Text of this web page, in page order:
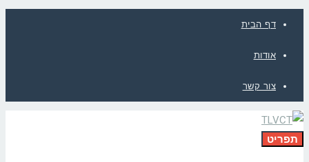
דף הבית
אודות
צור קשר
תפריט